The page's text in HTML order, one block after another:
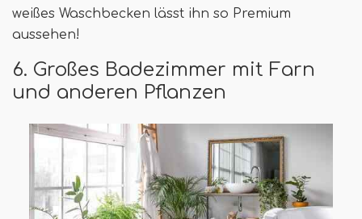
weißes Waschbecken lässt ihn so Premium
aussehen!
6. Großes Badezimmer mit Farn
und anderen Pflanzen